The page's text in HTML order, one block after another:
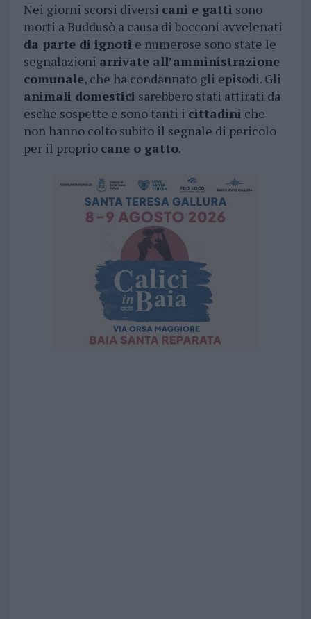
Nei giorni scorsi diversi cani e gatti sono
morti a Buddusò a causa di bocconi avvelenati
da parte di ignoti e numerose sono state le
segnalazioni arrivate all’amministrazione
comunale, che ha condannato gli episodi. Gli
animali domestici sarebbero stati attirati da
esche sospette e sono tanti i cittadini che
non hanno colto subito il segnale di pericolo
per il proprio cane o gatto.